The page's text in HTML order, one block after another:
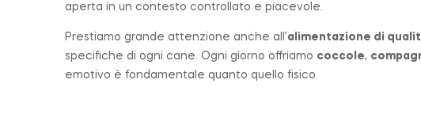
aperta in un contesto controllato e piacevole.
Prestiamo grande attenzione anche all’alimentazione di
specifiche di ogni cane. Ogni giorno offriamo coccole,
emotivo è fondamentale quanto quello fisico.